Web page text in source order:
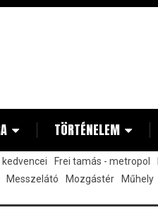
TÖRTÉNELEM
kedvencei Frei tamás - metropol
Messzelátó Mozgástér Műhely